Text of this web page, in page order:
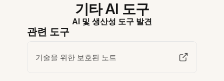
기타 AI 도구
AI 및 생산성 도구 발견
관련 도구
기술을 위한 보호된 노트